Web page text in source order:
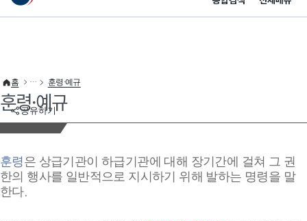
이 누리집은 대한민국 공식 전자정부 누리집입니다.
공유하기
홈 훈령·예규
훈령·예규
훈령은 상급기관이 하급기관에 대해 장기간에 걸쳐 그 권
한의 행사를 일반적으로 지시하기 위해 발하는 명령을 말
한다.